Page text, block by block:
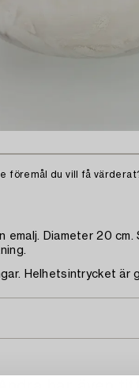
föremål du vill få
emalj. Diameter 20 cm.
Helhetsintrycket är